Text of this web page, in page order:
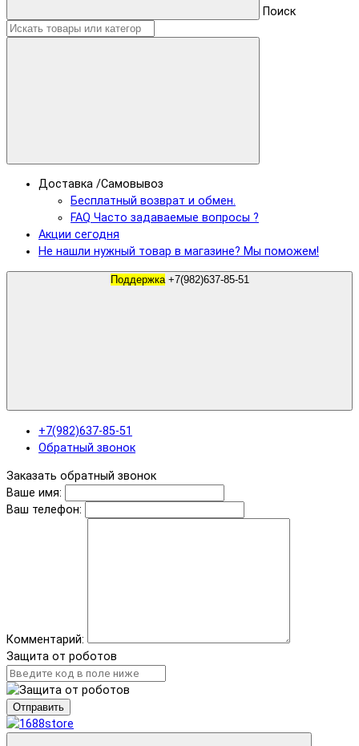
Поиск
Доставка /Самовывоз
Бесплатный возврат и обмен.
FAQ Часто задаваемые вопросы ?
Акции сегодня
Не нашли нужный товар в магазине? Мы поможем!
Поддержка +7(982)637-85-51
+7(982)637-85-51
Обратный звонок
Заказать обратный звонок
Ваше имя:
Ваш телефон:
Комментарий:
Защита от роботов
Отправить